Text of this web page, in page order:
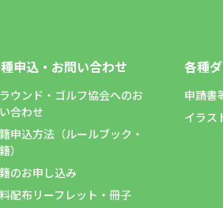
申込・お問い合わせ
ウンド・ゴルフ協会へのお
合わせ
申込方法（ルールブック・
）
のお申し込み
配布リーフレット・冊子
各種
申請書
イラス